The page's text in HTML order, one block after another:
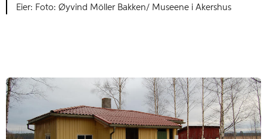
Foto: Øyvind Möller Bakken/ Museene i Akershus